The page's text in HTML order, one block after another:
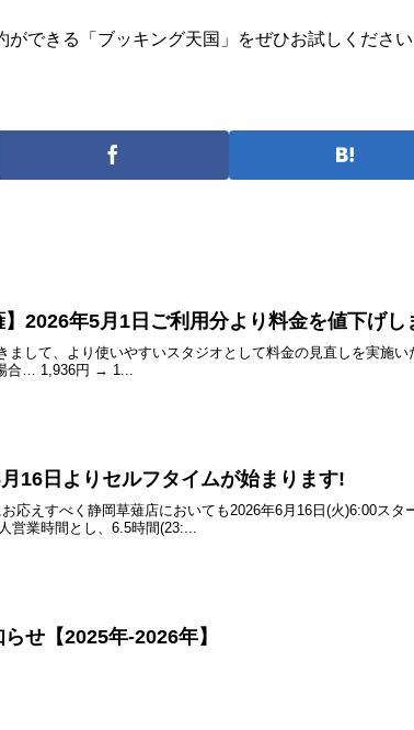
できる「ブッキング天国」をぜひお試しください
】2026年5月1日ご利用分より料金を値下げし
まして、より使いやすいスタジオとして料金の見直しを実施
合… 1,936円 → 1...
16日よりセルフタイムが始まります!
応えすべく静岡草薙店においても2026年6月16日(火)6:00ス
営業時間とし、6.5時間(23:...
せ【2025年-2026年】